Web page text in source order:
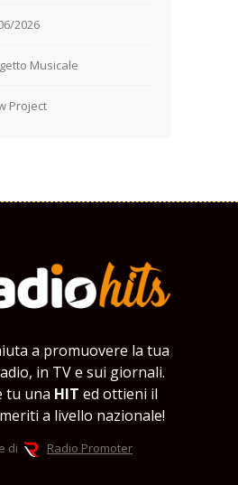
2026
Musicale
Project
a promuovere la tua
in TV e sui giornali.
tu una HIT ed ottieni il
a livello nazionale!
di Radio Promoter